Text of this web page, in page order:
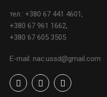
тел.: +380 67 441 4601,
+380 67 961 1662,
+380 67 605 3505
E-mail: nac.ussd@gmail.com